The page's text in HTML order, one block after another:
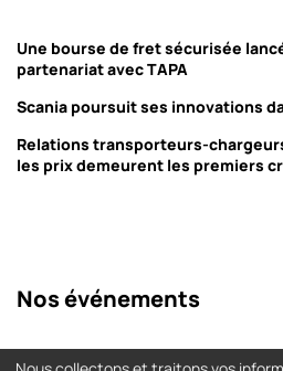
Une bourse de fret sécurisée
partenariat avec TAPA
Scania poursuit ses innovations
Relations transporteurs-
les prix demeurent les premiers
Nos événements